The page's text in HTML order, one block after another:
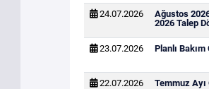
24.07.2026
Ağustos
2026 Talep
23.07.2026 Planlı Bakım
22.07.2026 Temmuz Ayı